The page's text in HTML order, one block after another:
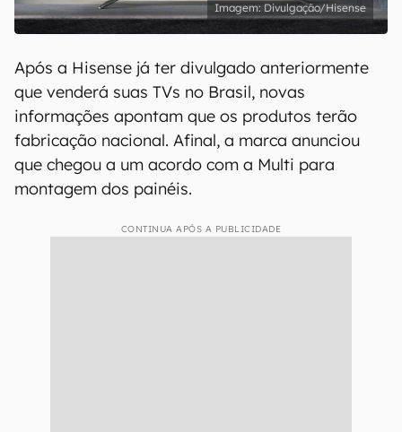
Divulgação/Hisense
Após a Hisense já ter divulgado anteriormente
que venderá suas TVs no Brasil, novas
informações apontam que os produtos terão
fabricação nacional. Afinal, a marca anunciou
que chegou a um acordo com a Multi para
montagem dos painéis.
CONTINUA APÓS A PUBLICIDADE